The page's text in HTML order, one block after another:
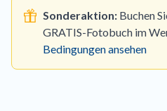
Sonderaktion: Buchen
GRATIS-Fotobuch im
Bedingungen ansehen